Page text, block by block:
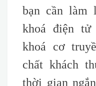
bạn cần làm
khoá điện
khoá cơ
chất khách
thời gian